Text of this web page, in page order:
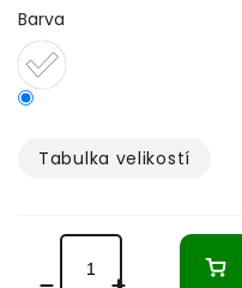
Barva
Tabulka velikostí­